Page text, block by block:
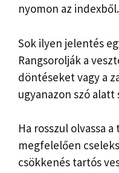
nyomon az indexből.
Sok ilyen jelentés
Rangsorolják a
döntéseket vagy a
ugyanazon szó
Ha rosszul olvassa
megfelelően
csökkenés tartós